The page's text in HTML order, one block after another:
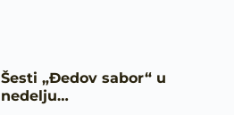
Šesti „Đedov sabor“ u
nedelju…